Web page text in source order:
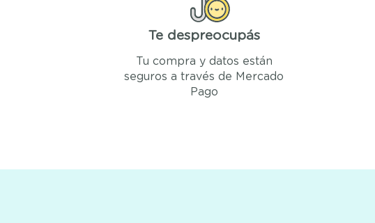
Te despreocupás
Tu compra y datos están
seguros a través de Mercado
Pago